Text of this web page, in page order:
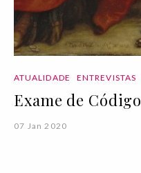
ATUALIDADE ENTREVISTAS
Exame de Código
07 Jan 2020